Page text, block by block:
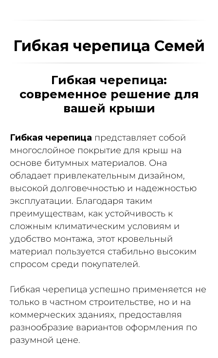
Гибкая черепица Cемей
Гибкая черепица:
современное решение для
вашей крыши
Гибкая черепица представляет собой
многослойное покрытие для крыш на
основе битумных материалов. Она
обладает привлекательным дизайном,
высокой долговечностью и надежностью
эксплуатации. Благодаря таким
преимуществам, как устойчивость к
сложным климатическим условиям и
удобство монтажа, этот кровельный
материал пользуется стабильно высоким
спросом среди покупателей.
Гибкая черепица успешно применяется не
только в частном строительстве, но и на
коммерческих зданиях, предоставляя
разнообразие вариантов оформления по
разумной цене.